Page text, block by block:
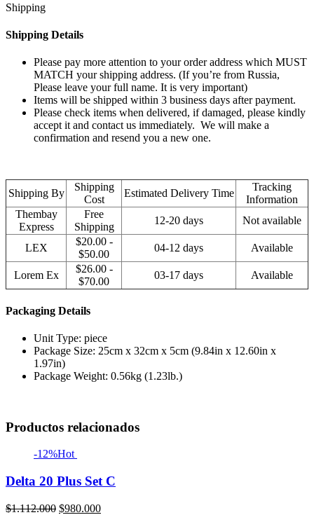
Shipping
Shipping Details
Please pay more attention to your order address which MUST
MATCH your shipping address. (If you’re from Russia,
Please leave your full name. It is very important)
Items will be shipped within 3 business days after payment.
Please check items when delivered, if damaged, please kindly
accept it and contact us immediately. We will make a
confirmation and resend you a new one.
Shipping By
Shipping
Cost
Estimated Delivery Time
Tracking
Information
Thembay
Express
Free
Shipping
12-20 days Not available
LEX
$20.00 -
$50.00
04-12 days Available
Lorem Ex
$26.00 -
$70.00
03-17 days Available
Packaging Details
Unit Type: piece
Package Size: 25cm x 32cm x 5cm (9.84in x 12.60in x
1.97in)
Package Weight: 0.56kg (1.23lb.)
Productos relacionados
-12%Hot
Delta 20 Plus Set C
$1.112.000 El
$980.000El